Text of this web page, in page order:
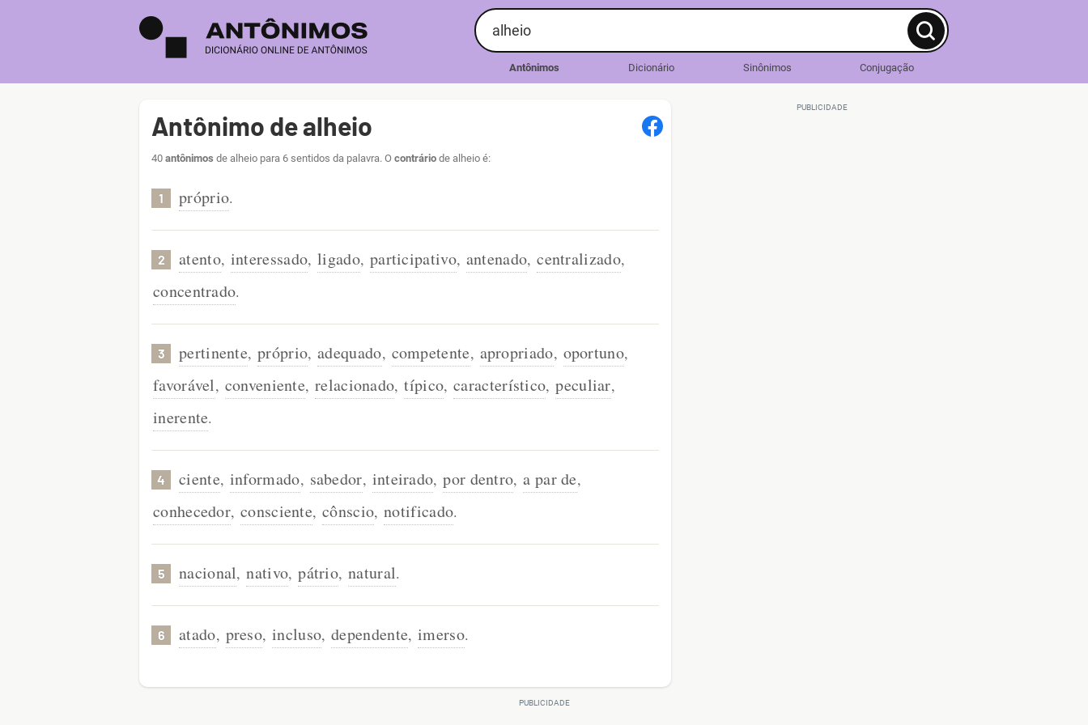
Antônimos Dicionário Sinônimos Conjugação
Antônimo de alheio
40 antônimos de alheio para 6 sentidos da palavra. O contrário de alheio é:
1 próprio.
2 atento, interessado, ligado, participativo, antenado, centralizado,
concentrado.
3 pertinente, próprio, adequado, competente, apropriado, oportuno,
favorável, conveniente, relacionado, típico, característico, peculiar,
inerente.
4 ciente, informado, sabedor, inteirado, por dentro, a par de,
conhecedor, consciente, cônscio, notificado.
5 nacional, nativo, pátrio, natural.
6 atado, preso, incluso, dependente, imerso.